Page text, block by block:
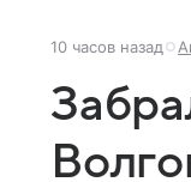
10 часов назад